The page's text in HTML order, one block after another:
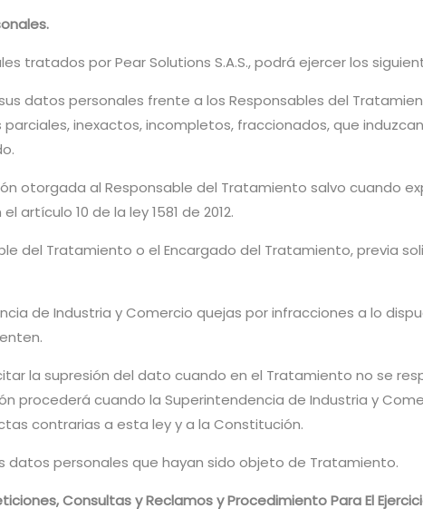
tratados por Pear Solutions S.A.S., podrá ejercer los
datos personales frente a los Responsables del
inexactos, incompletos, fraccionados, que
otorgada al Responsable del Tratamiento salvo cuando
10 de la ley 1581 de 2012.
del Tratamiento o el Encargado del Tratamiento, previa
de Industria y Comercio quejas por infracciones a lo
la supresión del dato cuando en el Tratamiento no se
procederá cuando la Superintendencia de Industria y
contrarias a esta ley y a la Constitución.
datos personales que hayan sido objeto de Tratamiento.
Consultas y Reclamos y Procedimiento Para El